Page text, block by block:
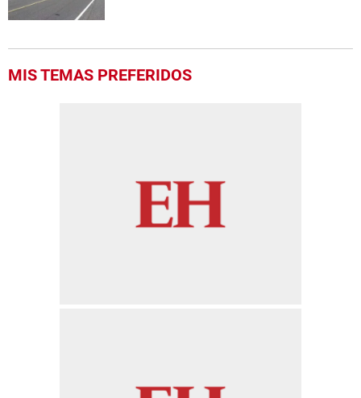
MIS TEMAS PREFERIDOS